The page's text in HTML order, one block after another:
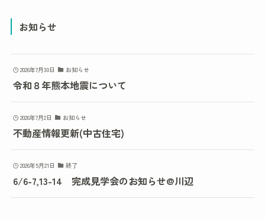
お知らせ
2026年7月30日 お知らせ
令和８年熊本地震について
2026年7月2日 お知らせ
不動産情報更新(中古住宅)
2026年5月21日 終了
6/6-7,13-14 完成見学会のお知らせ@川辺